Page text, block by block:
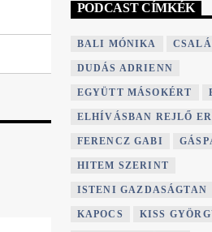
PODCAST CÍMKÉK
BALI MÓNIKA
DUDÁS ADRIENN
EGYÜTT MÁSOKÉRT
ELHÍVÁSBAN REJLŐ
FERENCZ GABI
HITEM SZERINT
ISTENI GAZDASÁGTAN
KAPOCS KISS